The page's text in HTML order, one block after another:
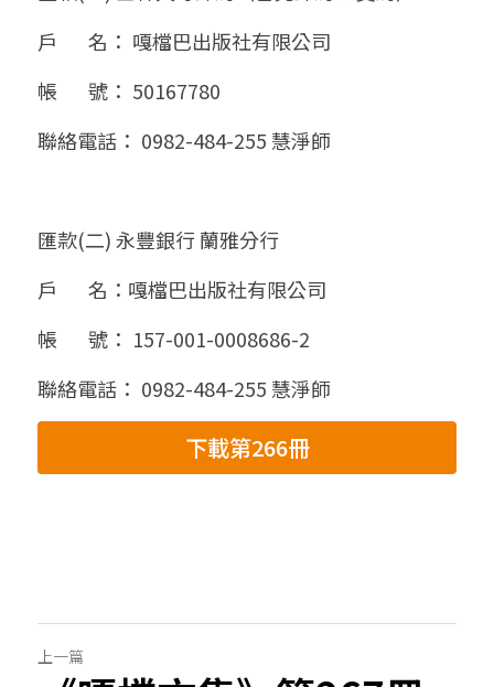
戶       名： 嘎檔巴出版社有限公司
帳       號： 50167780
聯絡電話： 0982-484-255 慧淨師
匯款(二) 永豐銀行 蘭雅分行
戶       名：嘎檔巴出版社有限公司
帳       號： 157-001-0008686-2
聯絡電話： 0982-484-255 慧淨師
下載第266冊
上一篇